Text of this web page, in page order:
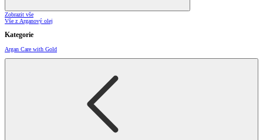
Zobrazit vše
Vše z Arganový olej
Kategorie
Argan Care with Gold